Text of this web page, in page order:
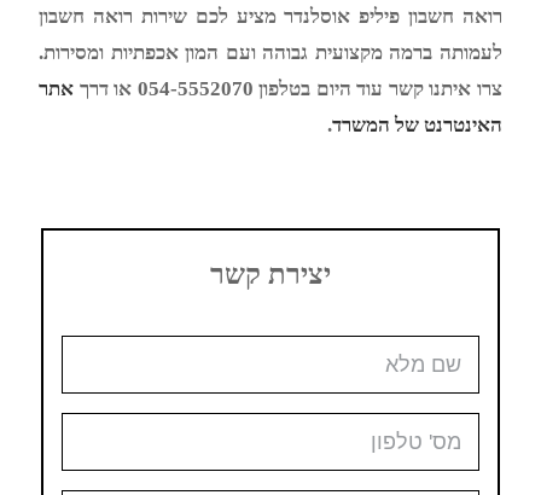
רואה חשבון פיליפ אוסלנדר מציע לכם שירות רואה חשבון
לעמותה ברמה מקצועית גבוהה ועם המון אכפתיות ומסירות.
צרו איתנו קשר עוד היום בטלפון 054-5552070 או דרך
אתר
האינטרנט של המשרד.
יצירת קשר